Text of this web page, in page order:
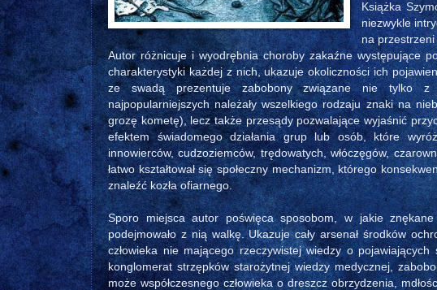
Książka
niezwykle
na przestrzeni
Autor różnicuje i wyodrębnia choroby zakaźne występujące
charakterystyki każdej z nich, ukazuje okoliczności ich
ze swadą prezentuje zabobony związane nie tylko z
najpopularniejszych należały wszelkiego rodzaju znaki na
grozę kometę), lecz także przesądy pozwalające wyjaśnić
efektem świadomego działania grup lub osób, które
innowierców, cudzoziemców, trędowatych, włóczęgów,
łatwo kształtował się społeczny mechanizm, którego
znaleźć kozła ofiarnego.
Sporo miejsca autor poświęca sposobom, w jakie
podejmowało z nią walkę. Ukazuje cały arsenał środków
człowieka nie mającego rzeczywistej wiedzy o
konglomerat strzępków starożytnej wiedzy medycznej,
może współczesnego człowieka o dreszcz obrzydzenia,